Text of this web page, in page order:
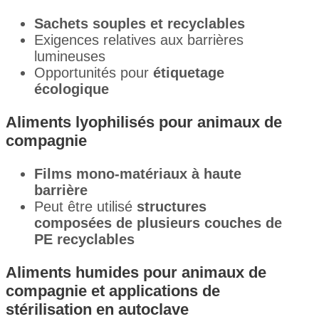
Sachets souples et recyclables
Exigences relatives aux barrières
lumineuses
Opportunités pour étiquetage
écologique
Aliments lyophilisés pour animaux de
compagnie
Films mono-matériaux à haute
barrière
Peut être utilisé structures
composées de plusieurs couches de
PE recyclables
Aliments humides pour animaux de
compagnie et applications de
stérilisation en autoclave